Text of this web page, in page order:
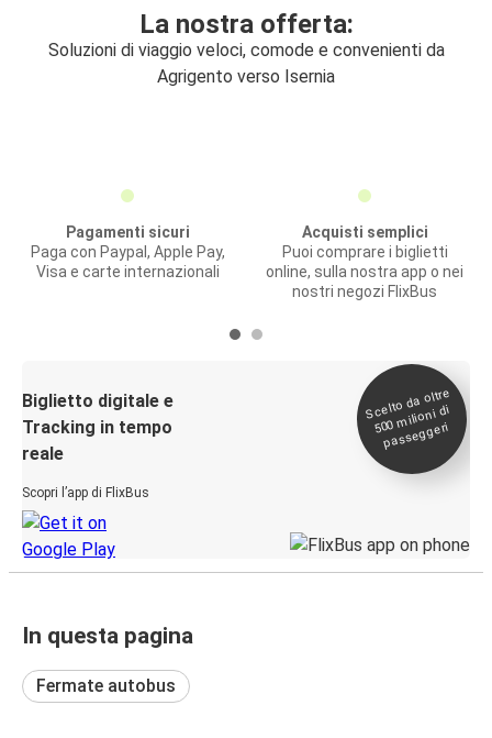
La nostra offerta:
Soluzioni di viaggio veloci, comode e convenienti da
Agrigento verso Isernia
Pagamenti sicuri
Paga con Paypal, Apple Pay,
Visa e carte internazionali
Acquisti semplici
Puoi comprare i biglietti
online, sulla nostra app o nei
nostri negozi FlixBus
Biglietto digitale e
Tracking in tempo
reale
Scopri l’app di FlixBus
Scelto da oltre
500
milioni di
passeggeri
In questa pagina
Fermate autobus